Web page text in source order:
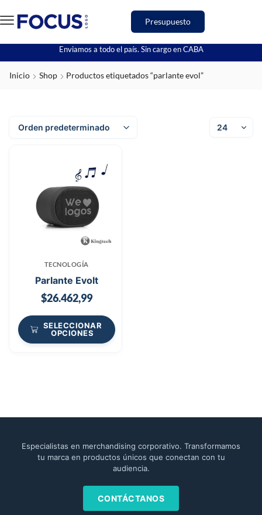
Presupuesto
Enviamos a todo el país. Sin cargo en CABA
Inicio Shop Productos etiquetados “parlante evol”
TECNOLOGÍA
Parlante Evolt
$26.462,99
SELECCIONAR
OPCIONES
Especialistas en merchandising corporativo. Transformamos
tu marca en productos únicos que conectan con tu
audiencia.
CONTÁCTANOS